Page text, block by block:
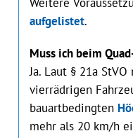
aufgelistet.
Muss ich beim
Ja. Laut § 21a
vierrädrigen
bauartbedingten
mehr als 20 km/h